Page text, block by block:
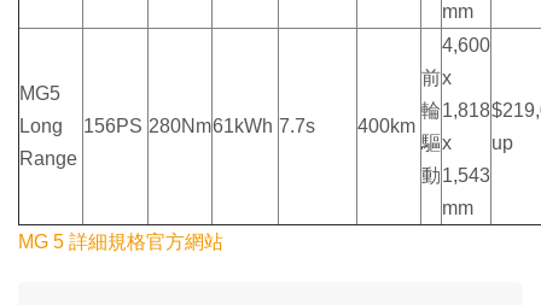
mm
MG5
Long
Range
156PS 280Nm61kWh 7.7s 400km
前
輪
驅
動
4,600
x
1,818
x
1,543
mm
up
MG 5 詳細規格官方網站